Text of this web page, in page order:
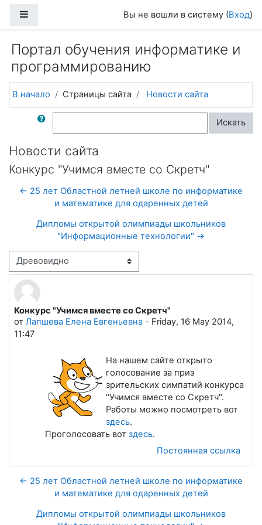
Вы не вошли в систему (Вход)
Портал обучения информатике и
программированию
В начало Страницы сайта Новости сайта
Поиск по форумам Искать
Новости сайта
Конкурс "Учимся вместе со Скретч"
← 25 лет Областной летней школе по информатике
и математике для одаренных детей
Дипломы открытой олимпиады школьников
"Информационные технологии" →
Режим отображения
Конкурс "Учимся вместе со Скретч"
от Лапшева Елена Евгеньевна - Friday, 16 May 2014,
11:47
Количество ответов: 0
На нашем сайте открыто
голосование за приз
зрительских симпатий конкурса
"Учимся вместе со Скретч".
Работы можно посмотреть вот
здесь.
Проголосовать вот здесь.
Постоянная ссылка
← 25 лет Областной летней школе по информатике
и математике для одаренных детей
Дипломы открытой олимпиады школьников